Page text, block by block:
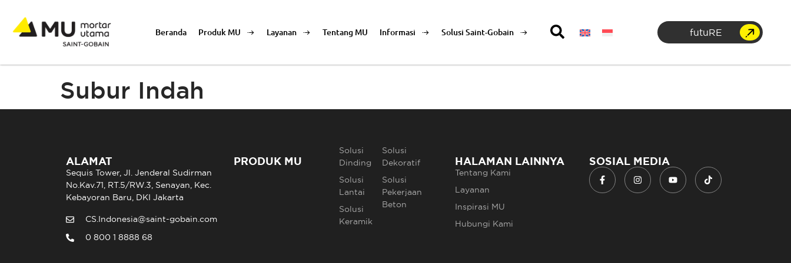
Beranda Produk MU Layanan Tentang MU Informasi Solusi Saint-Gobain futuRE
Subur Indah
ALAMAT
Sequis Tower, Jl. Jenderal Sudirman
No.Kav.71, RT.5/RW.3, Senayan, Kec.
Kebayoran Baru, DKI Jakarta
CS.Indonesia@saint-gobain.com
0 800 1 8888 68
PRODUK MU
Solusi
Dinding
Solusi
Lantai
Solusi
Keramik
Solusi
Dekoratif
Solusi
Pekerjaan
Beton
HALAMAN LAINNYA
Tentang Kami
Layanan
Inspirasi MU
Hubungi Kami
SOSIAL MEDIA